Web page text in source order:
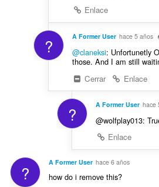
Enlace
? A Former User hace 5 años
@claneksi: Unfortunetly
those. And I am still
Cerrar
Enlace
? A Former User hace
@wolfplay013:
Enlace
? A Former User hace 6 años
how do i remove this?